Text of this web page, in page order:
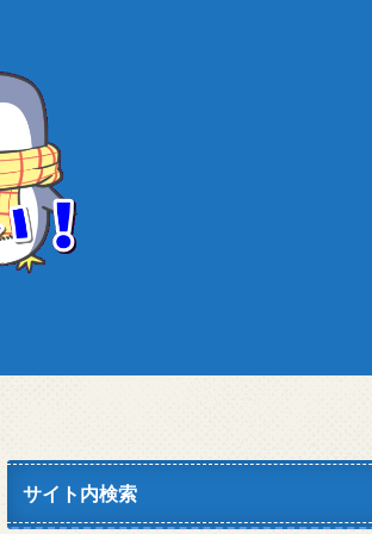
サイト内検索